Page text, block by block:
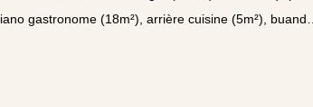
gastronome (18m²), arrière cuisine (5m²), buand…